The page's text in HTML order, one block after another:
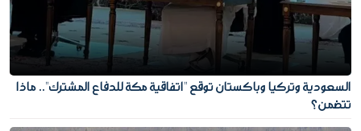
السعودية وتركيا وباكستان توقع "اتفاقية مكة للدفاع المشترك".. ماذا
تتضمن؟